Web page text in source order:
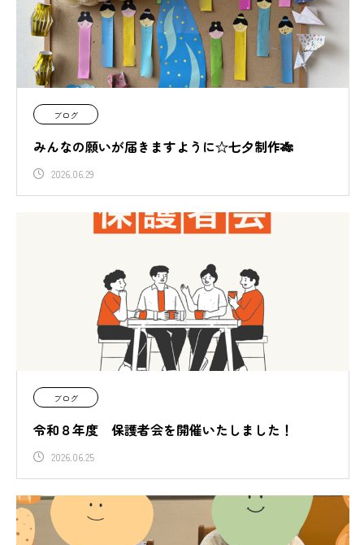
ブログ
みんなの願いが届きますように☆七夕制作🎋
2026.06.29
ブログ
令和８年度 保護者会を開催いたしました！
2026.06.25